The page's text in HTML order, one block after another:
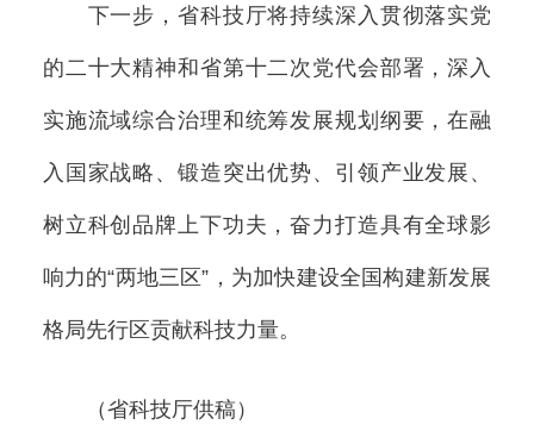
下一步，省科技厅将持续深入贯彻落实党
的二十大精神和省第十二次党代会部署，深入
实施流域综合治理和统筹发展规划纲要，在融
入国家战略、锻造突出优势、引领产业发展、
树立科创品牌上下功夫，奋力打造具有全球影
响力的“两地三区”，为加快建设全国构建新发展
格局先行区贡献科技力量。
（省科技厅供稿）